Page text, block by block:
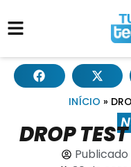
INÍCIO »
DROP